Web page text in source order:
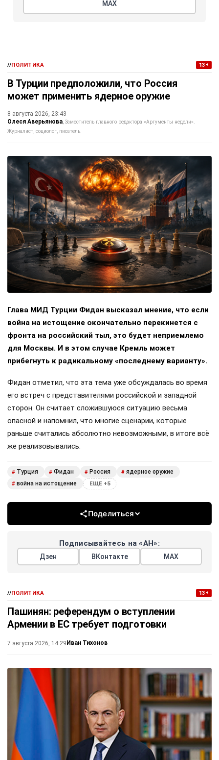
МАХ
//ПОЛИТИКА 13+
В Турции предположили, что Россия
может применить ядерное оружие
8 августа 2026, 23:43
Олеся Аверьянова Заместитель главного редактора «Аргументы недели».
Журналист, социолог, писатель.
Глава МИД Турции Фидан высказал мнение, что если
война на истощение окончательно перекинется с
фронта на российский тыл, это будет неприемлемо
для Москвы. И в этом случае Кремль может
прибегнуть к радикальному «последнему варианту».
Фидан отметил, что эта тема уже обсуждалась во время
его встреч с представителями российской и западной
сторон. Он считает сложившуюся ситуацию весьма
опасной и напомнил, что многие сценарии, которые
раньше считались абсолютно невозможными, в итоге всё
же реализовывались.
# Турция # Фидан # Россия # ядерное оружие
# война на истощение ЕЩЕ +5
Поделиться
Подписывайтесь на «АН»:
Дзен ВКонтакте МАХ
//ПОЛИТИКА 13+
Пашинян: референдум о вступлении
Армении в ЕС требует подготовки
7 августа 2026, 14:29 Иван Тихонов